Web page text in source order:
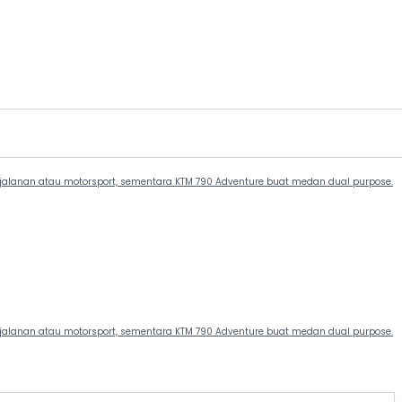
atau motorsport, sementara KTM 790 Adventure buat medan dual purpose.
atau motorsport, sementara KTM 790 Adventure buat medan dual purpose.